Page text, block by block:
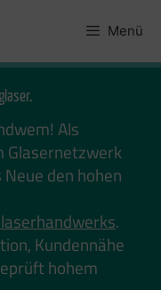
Menü
Als
Glasernetzwerk
den hohen
.
Kundennähe
hohem